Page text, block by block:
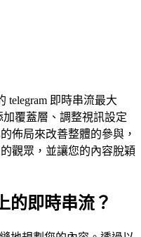
telegram 即時串流最大
覆蓋層、調整視訊設定
佈局來改善整體的參與，
觀眾，並讓您的內容脫穎
的即時串流？